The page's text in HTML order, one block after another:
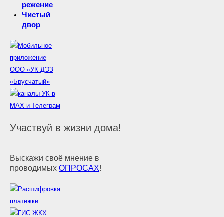
режение
Чистый
двор
Участвуй в жизни дома!
Выскажи своё мнение в
проводимых ОПРОСАХ!